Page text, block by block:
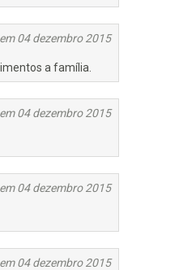
04 dezembro 2015
a família.
04 dezembro 2015
04 dezembro 2015
04 dezembro 2015